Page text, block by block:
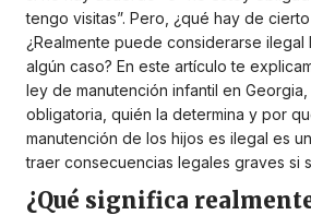
tengo visitas”. Pero, ¿qué hay de
¿Realmente puede considerarse ilegal
algún caso? En este artículo te
ley de manutención infantil en
obligatoria, quién la determina y por
manutención de los hijos es ilegal es
traer consecuencias legales graves si
¿Qué significa